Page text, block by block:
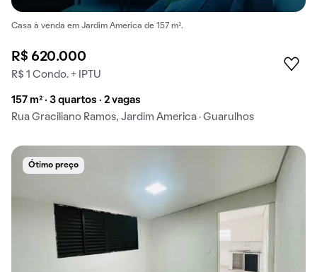
Casa à venda em Jardim America de 157 m².
R$ 620.000
R$ 1 Condo. + IPTU
157 m² · 3 quartos · 2 vagas
Rua Graciliano Ramos, Jardim America · Guarulhos
Ótimo preço